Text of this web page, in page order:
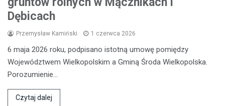
Dębicach
Przemysław Kamiński 1 czerwca 2026
6 maja 2026 roku, podpisano istotną umowę pomiędzy
Województwem Wielkopolskim a Gminą Środa Wielkopolska.
Porozumienie…
Czytaj dalej